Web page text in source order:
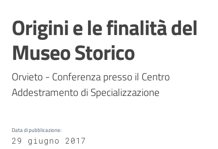
Sale
espositive
Comunicazione
e
Salta al contenuto
Origini e le finalità del
Museo Storico
Orvieto - Conferenza presso il Centro
Data di pubblicazione:
29 giugno 2017